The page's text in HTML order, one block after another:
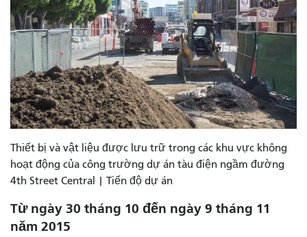
Thiết bị và vật liệu được lưu trữ trong các khu vực không
hoạt động của công trường dự án tàu điện ngầm đường
4th Street Central | Tiến độ dự án
Từ ngày 30 tháng 10 đến ngày 9 tháng 11
năm 2015